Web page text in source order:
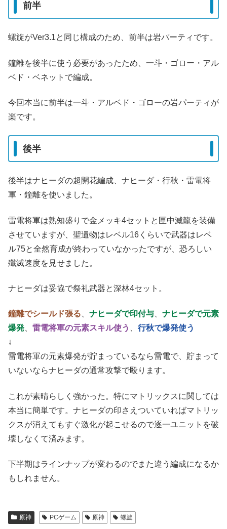
前半
螺旋がVer3.1と同じ構成のため、前半は岩パーティです。
鐘離を後半に使う必要があったため、一斗・ゴロー・アル
ベド・ベネットで編成。
今回本当に前半は一斗・アルベド・ゴローの岩パーティが
楽です。
後半
後半はナヒーダの超開花編成、ナヒーダ・行秋・雷電将
軍・鐘離を使いました。
雷電将軍は熟知盛りで金メッキ4セットと匣中滅龍を装備
させていますが、聖遺物はレベル16くらいで武器はレベ
ル75と全然育成が終わっていなかったですが、恐ろしい
殲滅速度を見せました。
ナヒーダは妥協で祭礼武器と深林4セット。
鐘離でシールド張る ナヒーダで印付与
ナヒーダで元素
爆発
雷電将軍の元素スキル使う
行秋で爆発使う
↓
雷電将軍の元素爆発が貯まっているなら雷電で、貯まって
いないならナヒーダの通常攻撃で殴ります。
これが素晴らしく強かった。特にマトリックスに関しては
本当に簡単です。ナヒーダの印さえついていればマトリッ
クスが消えてもすぐ激化が起こせるので逐一ユニットを破
壊しなくて済みます。
下半期はラインナップが変わるのでまた違う編成になるか
もしれません。
原神 PCゲーム 原神 螺旋